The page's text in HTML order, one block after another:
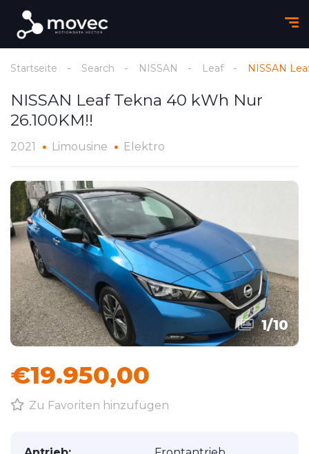
Startseite Search NISSAN Leaf NISSAN
NISSAN Leaf Tekna 40 kWh Nur
26.100KM!!
2021 Limousine Elektro
1/10
€19.950,00
Zu Favoriten hinzufügen